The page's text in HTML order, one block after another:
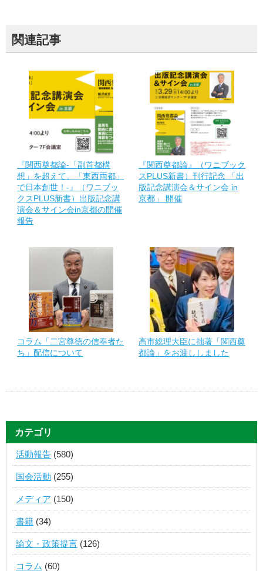
関連記事
『関西奠都論-「副首都構
想」を超えて、「東西両都」
で日本創世！-』（ワニブッ
クスPLUS新書）出版記念講
演会＆サイン会in京都の開催
報告
『関西奠都論』（ワニブック
スPLUS新書）刊行記念 「出
版記念講演会＆サイン会 in
京都」 開催
コラム「二宮尊徳の信奉者た
ち」配信について
高市総理大臣に拙著「関西奠
都論」をお渡ししました
カテゴリ
活動報告 (580)
国会活動 (255)
メディア (150)
書籍 (34)
論文・政策提言 (126)
コラム (60)